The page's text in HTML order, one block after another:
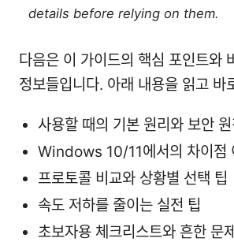
details before relying on them.
다음은 이 가이드의 핵심 포인트와
정보들입니다. 아래 내용을 읽고 바
사용할 때의 기본 원리와 보안 원
Windows 10/11에서의 차이점
프로토콜 비교와 상황별 선택 팁
속도 저하를 줄이는 실전 팁
초보자용 체크리스트와 흔한 문